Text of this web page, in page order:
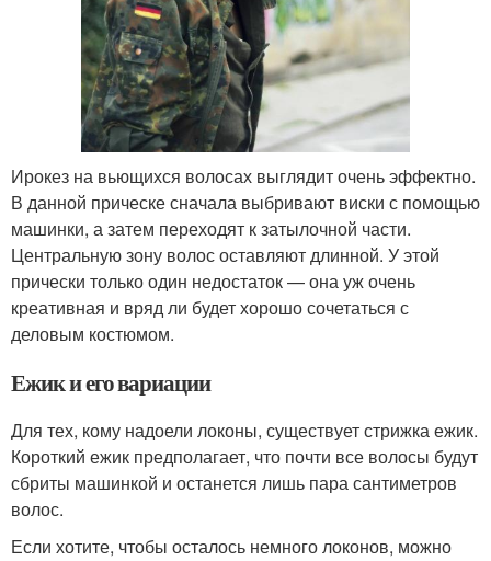
Ирокез на вьющихся волосах выглядит очень эффектно.
В данной прическе сначала выбривают виски с помощью
машинки, а затем переходят к затылочной части.
Центральную зону волос оставляют длинной. У этой
прически только один недостаток — она уж очень
креативная и вряд ли будет хорошо сочетаться с
деловым костюмом.
Ежик и его вариации
Для тех, кому надоели локоны, существует стрижка ежик.
Короткий ежик предполагает, что почти все волосы будут
сбриты машинкой и останется лишь пара сантиметров
волос.
Если хотите, чтобы осталось немного локонов, можно